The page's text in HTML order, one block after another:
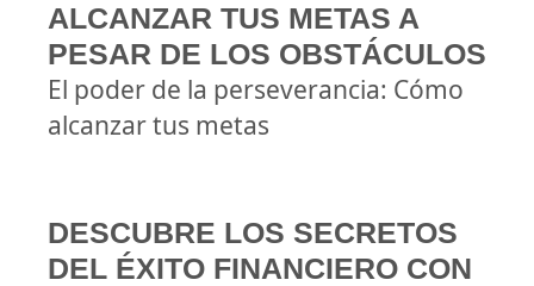
ALCANZAR TUS METAS A
PESAR DE LOS OBSTÁCULOS
El poder de la perseverancia: Cómo
alcanzar tus metas
DESCUBRE LOS SECRETOS
DEL ÉXITO FINANCIERO CON